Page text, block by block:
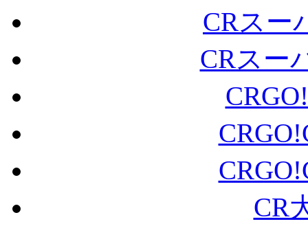
CRスー
CRスー
CR